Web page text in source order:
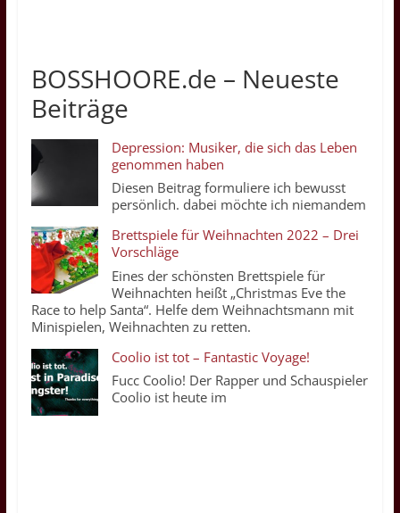
BOSSHOORE.de – Neueste
Beiträge
Depression: Musiker, die sich das Leben
genommen haben
Diesen Beitrag formuliere ich bewusst
persönlich. dabei möchte ich niemandem
Brettspiele für Weihnachten 2022 – Drei
Vorschläge
Eines der schönsten Brettspiele für
Weihnachten heißt „Christmas Eve the
Race to help Santa“. Helfe dem Weihnachtsmann mit
Minispielen, Weihnachten zu retten.
Coolio ist tot – Fantastic Voyage!
Fucc Coolio! Der Rapper und Schauspieler
Coolio ist heute im